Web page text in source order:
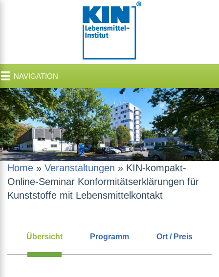
NAVIGATION
Home » Veranstaltungen » KIN-kompakt-
Online-Seminar Konformitätserklärungen für
Kunststoffe mit Lebensmittelkontakt
Übersicht Programm Ort / Preis